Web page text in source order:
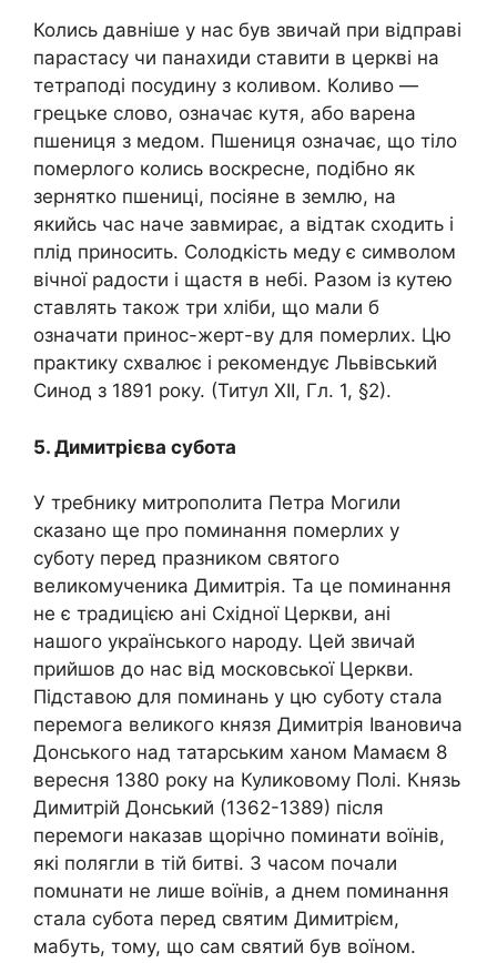
Колись давніше у нас був звичай при відправі
парастасу чи пана­хиди ставити в церкві на
тетраподі посудину з коливом. Коливо —
грецьке слово, означає кутя, або варена
пшениця з медом. Пшениця означає, що тіло
помepлого колись воскресне, подібно як
зернятко пшениці, посіяне в зем­лю, на
якийсь час наче завмирає, а відтак схо­дить і
плід приносить. Солодкість меду є сим­волом
вічної радости і щастя в небі. Разом із кутею
ставлять також три хліби, що мали б
означати принос-жерт-ву для помepлих. Цю
практику схвалює і рекомендує Львівський
Синод з 1891 року. (Титул XII, Гл. 1, §2).
5. Димитрієва субота
У требнику митрополита Петра Могили
сказано ще про поми­нання помepлих у
суботу перед празником святого
великомученика Димитрія. Та це поминання
не є традицією ані Східної Церкви, ані
нашого українського народу. Цей звичай
прийшов до нас від мос­ковської Церкви.
Підставою для поминань у цю суботу стала
пере­мога великого князя Димитрія Івановича
Донського над татарським ханом Мамаєм 8
вересня 1380 року на Куликовому Полі. Князь
Димитрій Донський (1362-1389) після
перемоги наказав щорічно поминати воїнів,
які полягли в тій битві. З часом почали
помuнати не лише воїнів, а днем поминання
стала субота перед святим Димитрієм,
мабуть, тому, що сам святий був воїном.